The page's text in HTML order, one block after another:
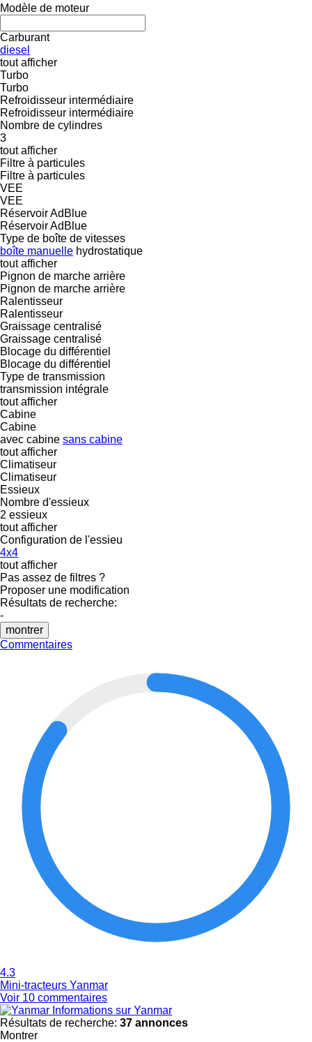
Modèle de moteur
Carburant
diesel
tout afficher
Turbo
Turbo
Refroidisseur intermédiaire
Refroidisseur intermédiaire
Nombre de cylindres
3
tout afficher
Filtre à particules
Filtre à particules
VEE
VEE
Réservoir AdBlue
Réservoir AdBlue
Type de boîte de vitesses
boîte manuelle hydrostatique
tout afficher
Pignon de marche arrière
Pignon de marche arrière
Ralentisseur
Ralentisseur
Graissage centralisé
Graissage centralisé
Blocage du différentiel
Blocage du différentiel
Type de transmission
transmission intégrale
tout afficher
Cabine
Cabine
avec cabine sans cabine
tout afficher
Climatiseur
Climatiseur
Essieux
Nombre d'essieux
2 essieux
tout afficher
Configuration de l'essieu
4x4
tout afficher
Pas assez de filtres ?
Proposer une modification
Résultats de recherche:
-
montrer
Commentaires
4.3
Mini-tracteurs Yanmar
Voir 10 commentaires
Informations sur Yanmar
Résultats de recherche: 37 annonces
Montrer